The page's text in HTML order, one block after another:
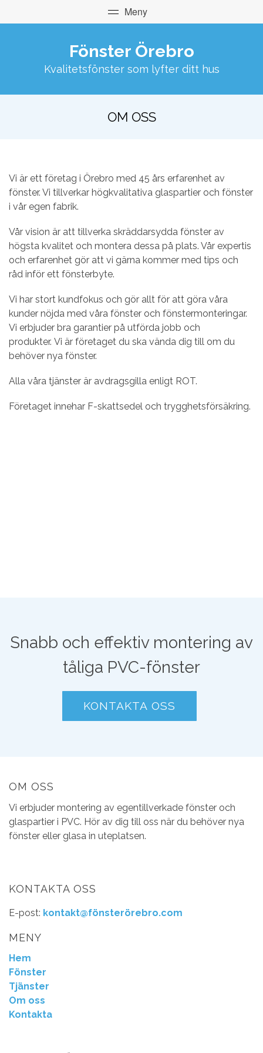
Fönster Örebro
Kvalitetsfönster som lyfter ditt hus
OM OSS
Vi är ett företag i Örebro med 45 års erfarenhet av
fönster. Vi tillverkar högkvalitativa glaspartier och fönster
i vår egen fabrik.
Vår vision är att tillverka skräddarsydda fönster av
högsta kvalitet och montera dessa på plats. Vår expertis
och erfarenhet gör att vi gärna kommer med tips och
råd inför ett fönsterbyte.
Vi har stort kundfokus och gör allt för att göra våra
kunder nöjda med våra fönster och fönstermonteringar.
Vi erbjuder bra garantier på utförda jobb och
produkter. Vi är företaget du ska vända dig till om du
behöver nya fönster.
Alla våra tjänster är avdragsgilla enligt ROT.
Företaget innehar F-skattsedel och trygghetsförsäkring.
Snabb och effektiv montering av
tåliga PVC-fönster
KONTAKTA OSS
OM OSS
Vi erbjuder montering av egentillverkade fönster och
glaspartier i PVC. Hör av dig till oss när du behöver nya
fönster eller glasa in uteplatsen.
KONTAKTA OSS
E-post: kontakt@fönsterörebro.com
MENY
Hem
Fönster
Tjänster
Om oss
Kontakta